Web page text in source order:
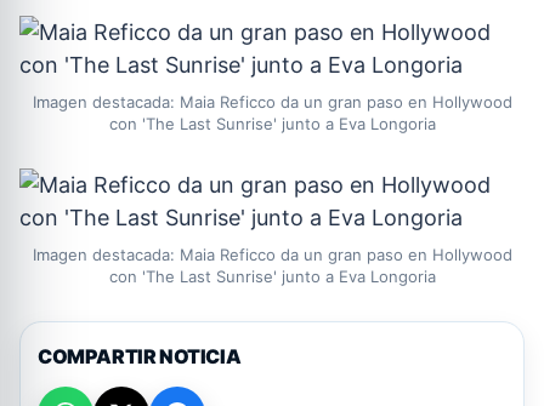
Imagen destacada: Maia Reficco da un gran paso en Hollywood
con 'The Last Sunrise' junto a Eva Longoria
Imagen destacada: Maia Reficco da un gran paso en Hollywood
con 'The Last Sunrise' junto a Eva Longoria
COMPARTIR NOTICIA